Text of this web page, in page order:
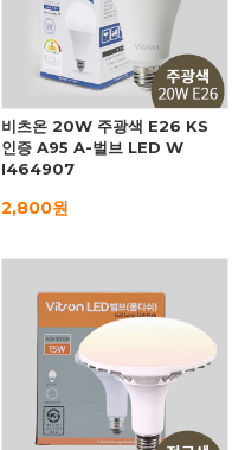
비츠온 20W 주광색 E26 KS
인증 A95 A-벌브 LED W
I464907
2,800원